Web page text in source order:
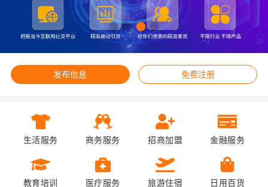
发布信息 免费注册
生活服务 商务服务 招商加盟 金融服务
教育培训 医疗服务 旅游住宿 日用百货